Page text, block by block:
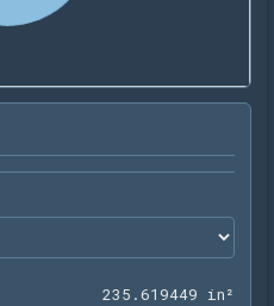
235 .61 9449 in²